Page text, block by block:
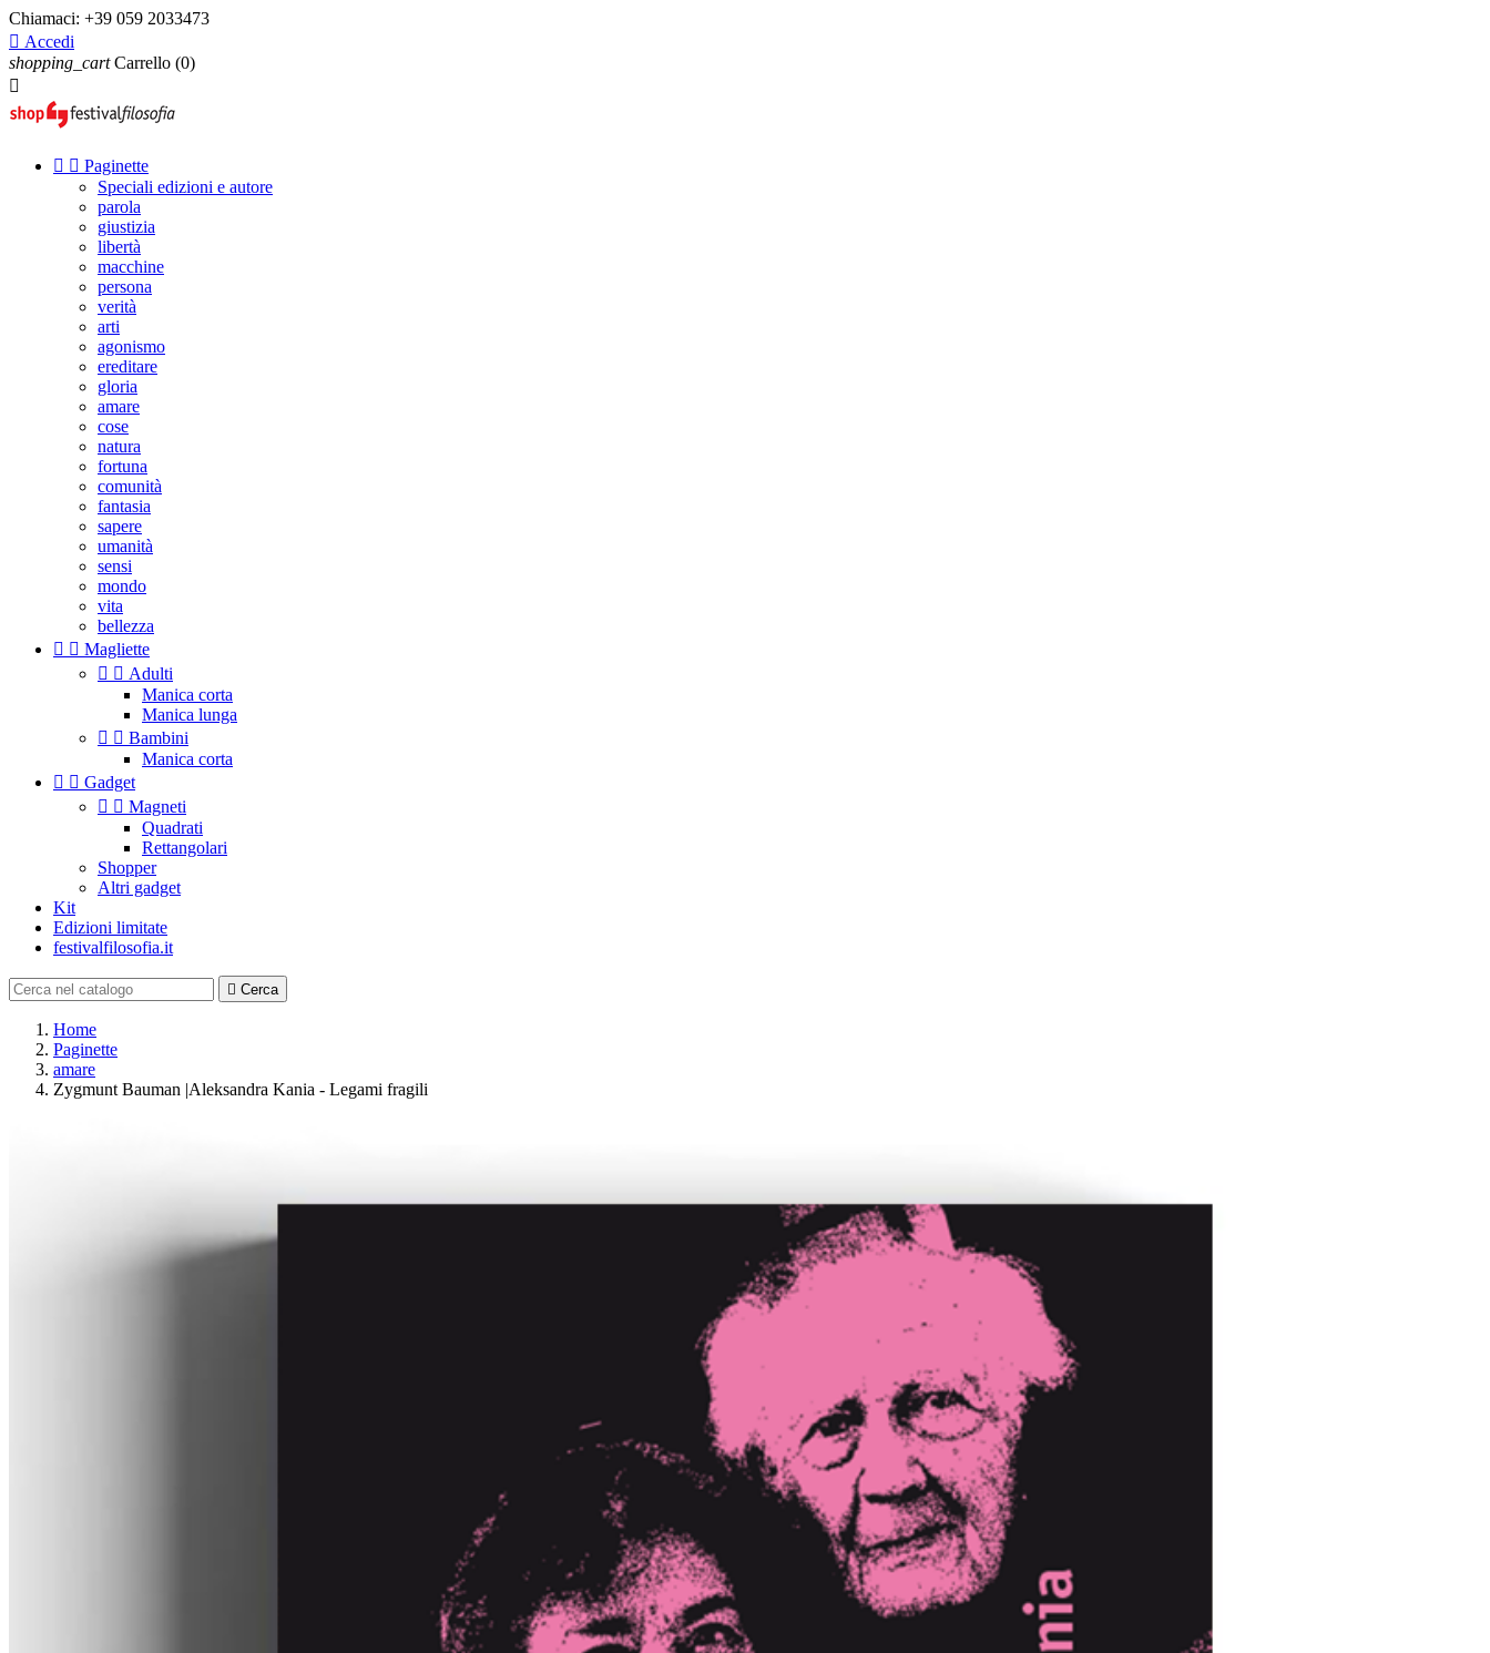
Chiamaci: +39 059 2033473
 Accedi
shopping_cart Carrello (0)

  Paginette
Speciali edizioni e autore
parola
giustizia
libertà
macchine
persona
verità
arti
agonismo
ereditare
gloria
amare
cose
natura
fortuna
comunità
fantasia
sapere
umanità
sensi
mondo
vita
bellezza
  Magliette
  Adulti
Manica corta
Manica lunga
  Bambini
Manica corta
  Gadget
  Magneti
Quadrati
Rettangolari
Shopper
Altri gadget
Kit
Edizioni limitate
festivalfilosofia.it
 Cerca
Home
Paginette
amare
Zygmunt Bauman |Aleksandra Kania - Legami fragili